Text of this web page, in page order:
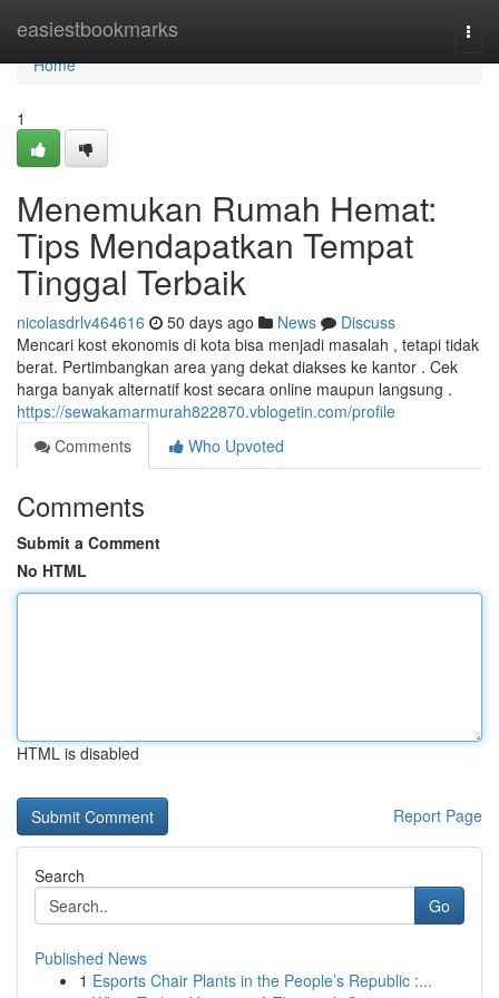
easiestbookmarks
Home
Home
1
Menemukan Rumah Hemat:
Tips Mendapatkan Tempat
Tinggal Terbaik
nicolasdrlv464616 50 days ago News
Discuss
Mencari kost ekonomis di kota bisa menjadi masalah , tetapi tidak
berat. Pertimbangkan area yang dekat diakses ke kantor . Cek
harga banyak alternatif kost secara online maupun langsung .
https://sewakamarmurah822870.vblogetin.com/profile
Comments
Who Upvoted
Comments
Submit a Comment
No HTML
HTML is disabled
Report Page
Search
Go
Published News
1 Esports Chair Plants in the People’s Republic :...